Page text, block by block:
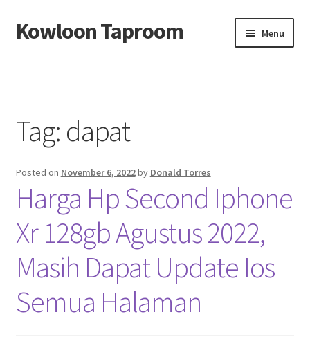
Skip
to
Skip
to
Kowloon Taproom Menu
Contact us
Privacy Policy
Tag: dapat
Posted on November 6, 2022by Donald Torres
Harga Hp Second Iphone
Xr 128gb Agustus 2022,
Masih Dapat Update Ios
Semua Halaman